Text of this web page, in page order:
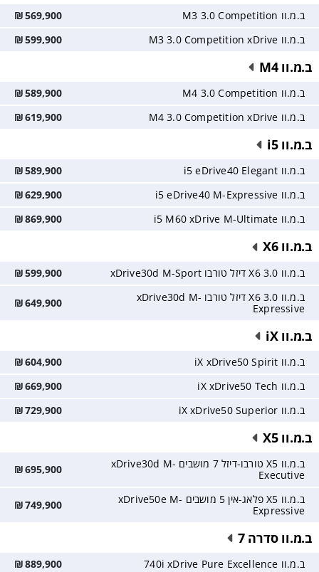
ב.מ.וו M3 3.0 Competition 569,900
₪
ב.מ.וו M3 3.0 Competition xDrive
599,900
₪
ב.מ.וו M4
ב.מ.וו M4 3.0 Competition 589,900
₪
ב.מ.וו M4 3.0 Competition xDrive
619,900
₪
ב.מ.וו i5
ב.מ.וו i5 eDrive40 Elegant 589,900
₪
ב.מ.וו i5 eDrive40 M-Expressive
629,900
₪
ב.מ.וו i5 M60 xDrive M-Ultimate
869,900
₪
ב.מ.וו X6
ב.מ.וו X6 3.0 דיזל טורבו xDrive30d M-Sport 599,900
₪
ב.מ.וו X6 3.0 דיזל טורבו xDrive30d M-
Expressive
649,900
₪
ב.מ.וו iX
ב.מ.וו iX xDrive50 Spirit 604,900
₪
ב.מ.וו iX xDrive50 Tech
669,900
₪
ב.מ.וו iX xDrive50 Superior
729,900
₪
ב.מ.וו X5
ב.מ.וו X5 טורבו-דיזל 7 מושבים xDrive30d M-
Executive
695,900
₪
ב.מ.וו X5 פלאג-אין 5 מושבים xDrive50e M-
Expressive
749,900
₪
ב.מ.וו סדרה 7
ב.מ.וו 740i xDrive Pure Excellence 889,900
₪